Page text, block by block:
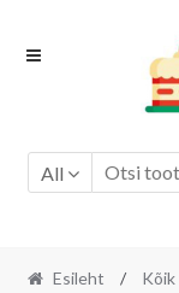
Skip
Skip
All
Esileht /